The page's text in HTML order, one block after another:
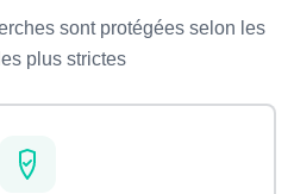
sont protégées selon les
plus strictes